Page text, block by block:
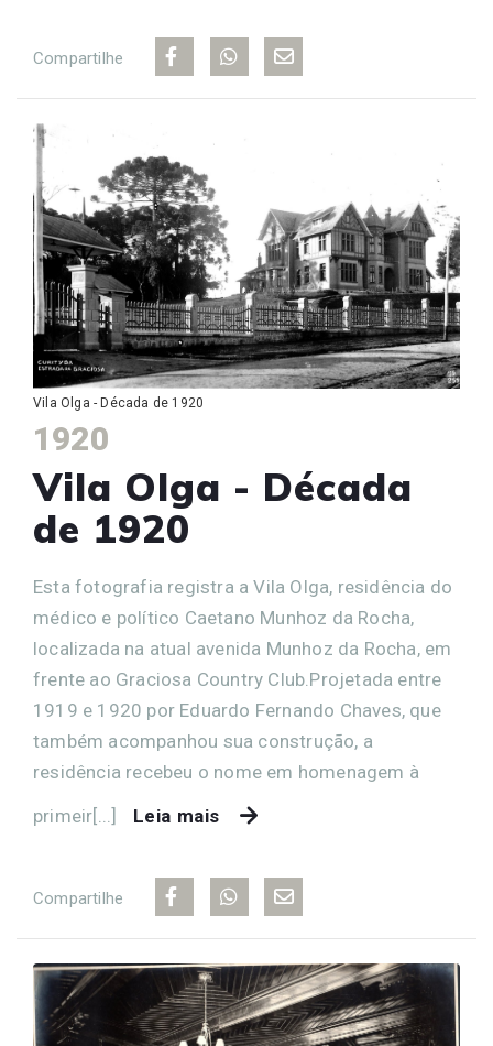
Compartilhe
Vila Olga - Década de 1920
1920
Vila Olga - Década
de 1920
Esta fotografia registra a Vila Olga, residência do
médico e político Caetano Munhoz da Rocha,
localizada na atual avenida Munhoz da Rocha, em
frente ao Graciosa Country Club.Projetada entre
1919 e 1920 por Eduardo Fernando Chaves, que
também acompanhou sua construção, a
residência recebeu o nome em homenagem à
primeir[...]
Leia mais
Compartilhe